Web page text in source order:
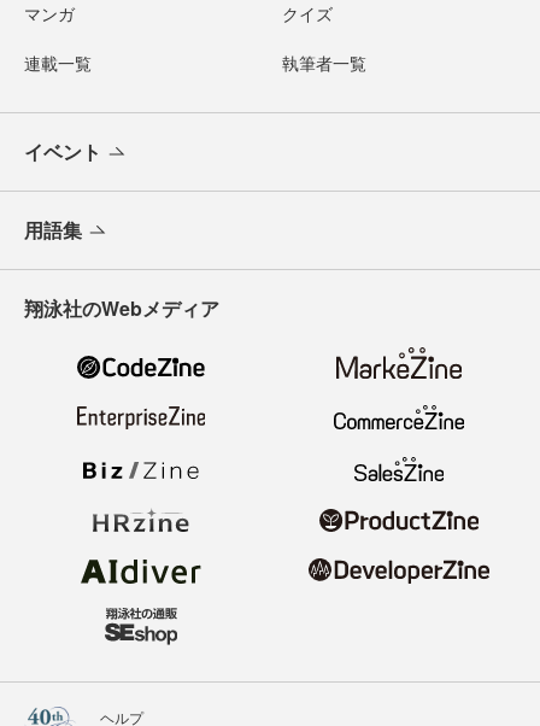
マンガ クイズ
連載一覧 執筆者一覧
イベント
用語集
翔泳社のWebメディア
ヘルプ